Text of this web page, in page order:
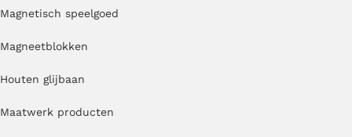
Magnetisch speelgoed
Magneetblokken
Houten glijbaan
Maatwerk producten